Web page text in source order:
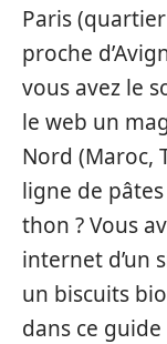
Paris
proche
vous avez le
le web un
Nord (Maroc,
ligne de
thon ? Vous
internet d’un
un biscuits
dans ce